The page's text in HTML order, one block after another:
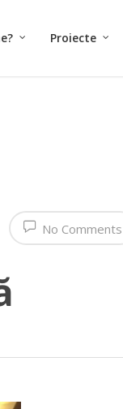
Proiecte
No Comments